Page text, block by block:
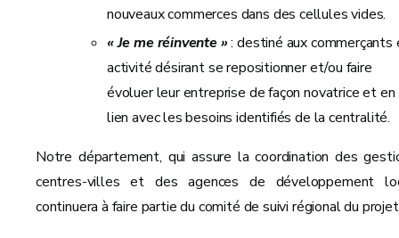
nouveaux commerces dans des cellules vides.
« Je me réinvente »: destiné aux commerçants
activité désirant se repositionner et/ou faire
évoluer leur entreprise de façon novatrice et en
lien avec les besoins identifiés de la centralité.
Notre département, qui assure la coordination des
centres-villes et des agences de développement
continuera à faire partie du comité de suivi régional du